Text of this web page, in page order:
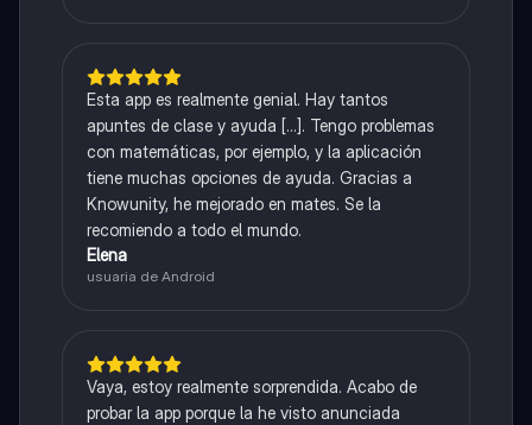
Esta app es realmente genial. Hay tantos
apuntes de clase y ayuda [...]. Tengo problemas
con matemáticas, por ejemplo, y la aplicación
tiene muchas opciones de ayuda. Gracias a
Knowunity, he mejorado en mates. Se la
recomiendo a todo el mundo.
Elena
usuaria de Android
Vaya, estoy realmente sorprendida. Acabo de
probar la app porque la he visto anunciada